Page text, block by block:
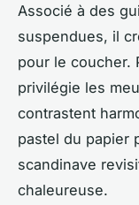
Associé à des
suspendues, il
pour le coucher.
privilégie les
contrastent
pastel du papier
scandinave
chaleureuse.